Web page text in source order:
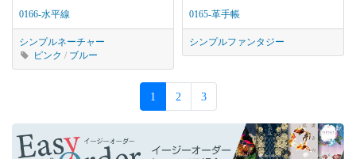
0166-水平線
シンプルネーチャー
ピンク / ブルー
0165-革手帳
シンプルファンタジー
1 2 3